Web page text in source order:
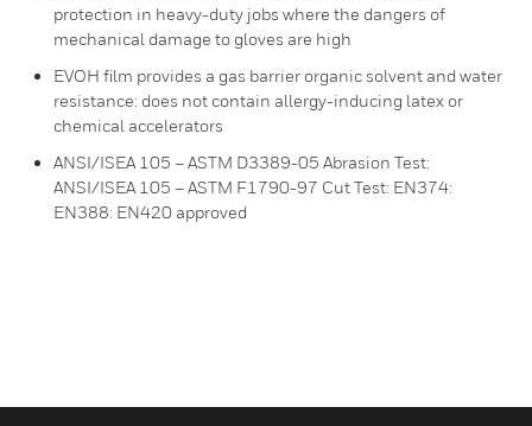
protection in heavy-duty jobs where the dangers of
mechanical damage to gloves are high
EVOH film provides a gas barrier organic solvent and water
resistance: does not contain allergy-inducing latex or
chemical accelerators
ANSI/ISEA 105 – ASTM D3389-05 Abrasion Test:
ANSI/ISEA 105 – ASTM F1790-97 Cut Test: EN374:
EN388: EN420 approved